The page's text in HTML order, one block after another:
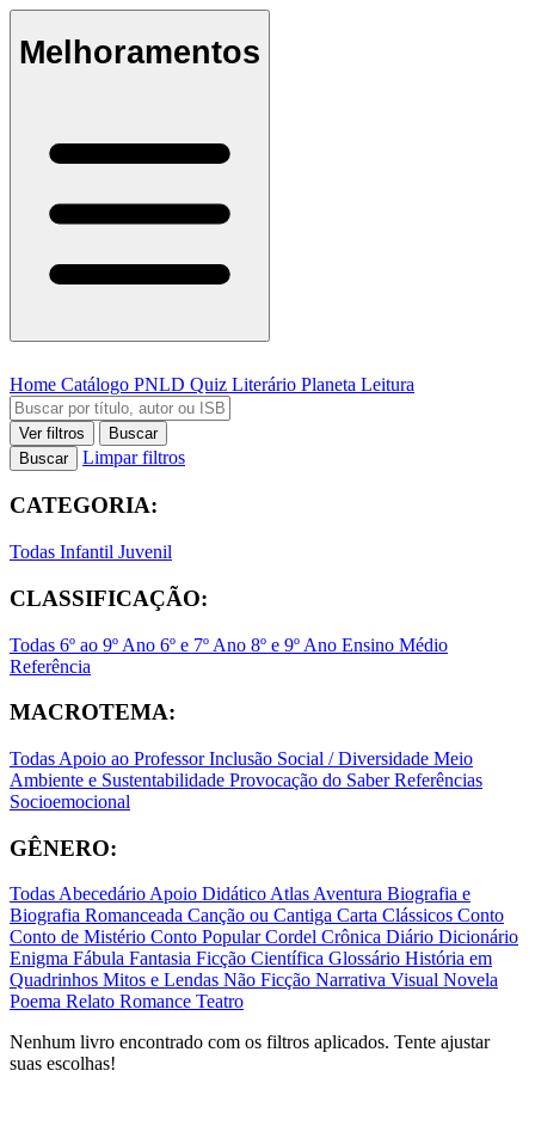
Melhoramentos
Home Catálogo PNLD Quiz Literário Planeta Leitura
Ver filtros
Buscar
Buscar
Limpar filtros
CATEGORIA:
Todas Infantil Juvenil
CLASSIFICAÇÃO:
Todas 6º ao 9º Ano 6º e 7º Ano 8º e 9º Ano Ensino Médio
Referência
MACROTEMA:
Todas Apoio ao ProfessorInclusão Social / Diversidade Meio
Ambiente e Sustentabilidade Provocação do SaberReferências
Socioemocional
GÊNERO:
TodasAbecedárioApoio DidáticoAtlasAventura Biografia e
Biografia Romanceada Canção ou Cantiga Carta Clássicos Conto
Conto de Mistério Conto PopularCordel Crônica Diário Dicionário
Enigma Fábula Fantasia Ficção Científica Glossário História em
Quadrinhos Mitos e Lendas Não Ficção Narrativa Visual Novela
Poema Relato Romance Teatro
Nenhum livro encontrado com os filtros aplicados. Tente ajustar
suas escolhas!